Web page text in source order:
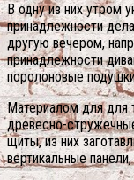
В одну из них утром
принадлежности
другую вечером,
принадлежности
поролоновые
Материалом для для
древесно-
щиты, из них
вертикальные